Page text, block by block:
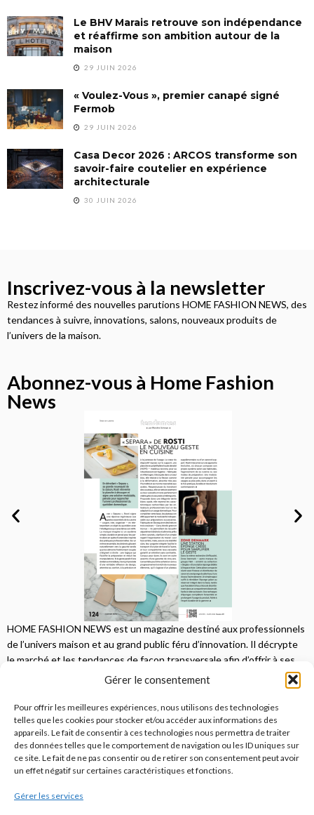
Gérer le consentement
Pour offrir les meilleures expériences, nous utilisons des technologies
telles que les cookies pour stocker et/ou accéder aux informations des
appareils. Le fait de consentir à ces technologies nous permettra de traiter
des données telles que le comportement de navigation ou les ID uniques sur
ce site. Le fait de ne pas consentir ou de retirer son consentement peut avoir
un effet négatif sur certaines caractéristiques et fonctions.
Gérer les services
Le BHV Marais retrouve son indépendance
et réaffirme son ambition autour de la
maison
29 JUIN 2026
« Voulez-Vous », premier canapé signé
Fermob
29 JUIN 2026
Casa Decor 2026 : ARCOS transforme son
savoir-faire coutelier en expérience
architecturale
30 JUIN 2026
Inscrivez-vous à la newsletter
Restez informé des nouvelles parutions HOME FASHION NEWS, des
tendances à suivre, innovations, salons, nouveaux produits de
l’univers de la maison.
Abonnez-vous à Home Fashion
News
HOME FASHION NEWS est un magazine destiné aux professionnels
de l’univers maison et au grand public féru d’innovation. Il décrypte
le marché et les tendances de façon transversale afin d’offrir à ses
lecteurs une vision complète.
JE M'ABONNE